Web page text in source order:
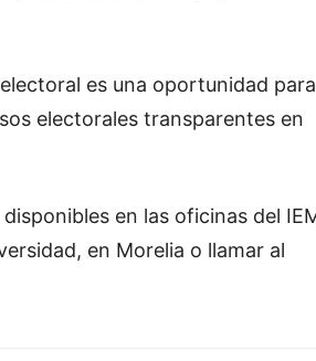
es una oportunidad para
electorales transparentes en
en las oficinas del
en Morelia o llamar al